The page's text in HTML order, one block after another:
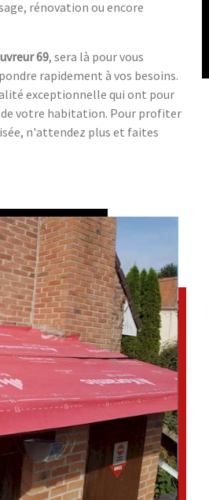
rénovation ou encore
69, sera là pour vous
rapidement à vos besoins.
exceptionnelle qui ont pour
votre habitation. Pour profiter
n'attendez plus et faites